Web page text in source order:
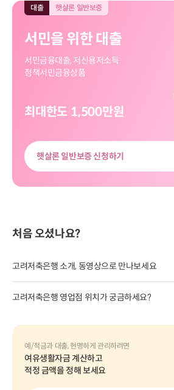
대출 햇살론 일반보증
서민을 위한 대출
서민금융대출, 저신용저소득
정책서민금융상품
최대한도 1,500만원
햇살론 일반보증 신청하기
대출 모바일전용
직장인 신규대출
대출신청부터 송금까지
쉽고 빠르게
최대한도 8천만원
신용대출 신청하기
보고파플러스 파킹통장
입출금 자유!
하루만 맡겨도 이자가 쏠쏠
최고 3.20%
마이버킷 정기적금
나의 버킷리스트를 이뤄줄
마이버킷 정기적금
최고금리 3.00%
마이버킷정기적금 살펴보기
서민을 위한 대출
최대한도 1,500만원
햇살론 일반보증 신청하기
직장인 신규대출
최대한도 8천만원
신용대출 신청하기
처음 오셨나요?
고려저축은행 소개, 동영상으로 만나보세요
고려저축은행 영업점 위치가 궁금하세요?
예/적금과 대출, 현명하게 관리하려면
여유생활자금 계산하고
적정 금액을 정해 보세요